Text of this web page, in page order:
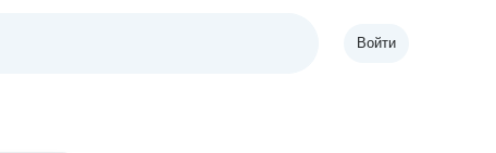
Войти